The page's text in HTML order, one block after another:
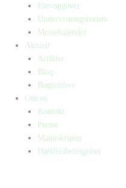
Elevopgaver
Undervisningsforløb
Messekalender
Aktuelt
Artikler
Blog
Bogtrailere
Om os
Kontakt
Presse
Manuskripter
Handelsbetingelser